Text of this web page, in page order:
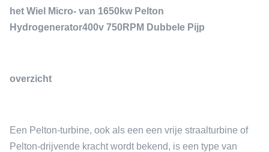
het Wiel Micro- van 1650kw Pelton
Hydrogenerator400v 750RPM Dubbele Pijp
overzicht
Een Pelton-turbine, ook als een een vrije straalturbine of
Pelton-drijvende kracht wordt bekend, is een type van